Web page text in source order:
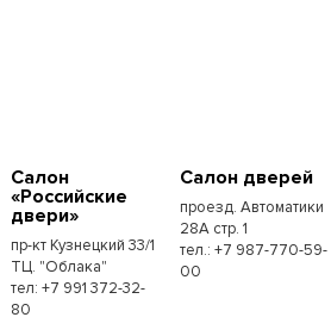
Салон
«Российские
двери»
пр-кт Кузнецкий 33/1
ТЦ. "Облака"
тел: +7 991 372-32-
80
Салон дверей
проезд. Автоматики
28А стр. 1
тел.: +7 987-770-59-
00